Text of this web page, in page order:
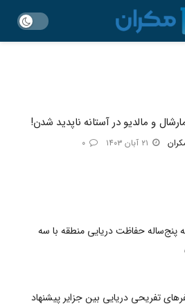
و مالدیو در آستانه ناپدید شدن!
پنج‌ساله حفاظت دریایی منطقه با سه
تفریحی دریایی بین جزایر پیشنهاد